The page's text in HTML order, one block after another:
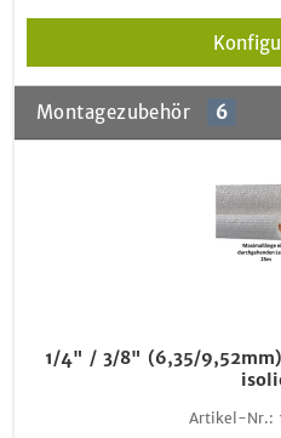
Montagezubehör 6
1/4" / 3/8" (6,35/
Artikel-Nr.: